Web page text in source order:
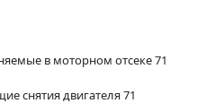
в моторном отсеке 71
снятия двигателя 71